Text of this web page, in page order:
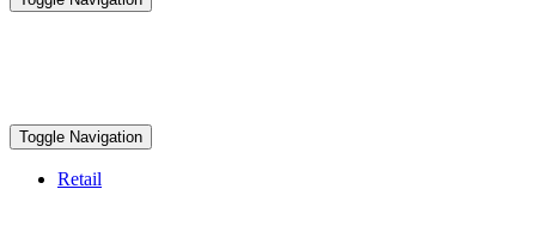
Toggle Navigation
Retail